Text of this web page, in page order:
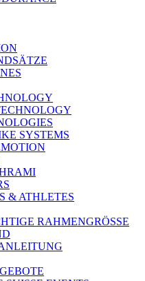
SYSTEMS
& ATHLETES
RAHMENGRÖSSE